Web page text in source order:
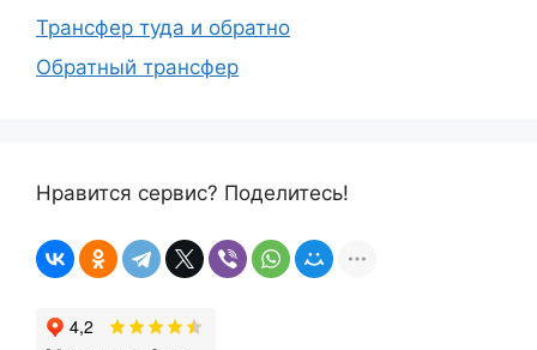
Трансфер туда и обратно
Обратный трансфер
Нравится сервис? Поделитесь!